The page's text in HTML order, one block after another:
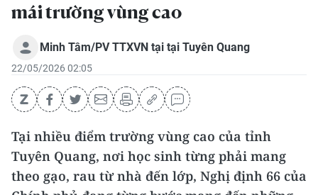
mái trường vùng cao
Minh Tâm/PV TTXVN tại tại Tuyên Quang
22/05/2026 02:05
Tại nhiều điểm trường vùng cao của tỉnh
Tuyên Quang, nơi học sinh từng phải mang
theo gạo, rau từ nhà đến lớp, Nghị định 66 của